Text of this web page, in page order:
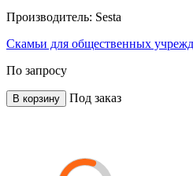
Производитель: Sesta
Скамьи для общественных
По запросу
В корзину Под заказ